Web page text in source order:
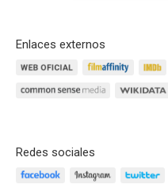
Enlaces externos
Redes sociales